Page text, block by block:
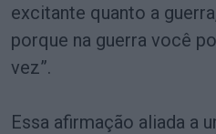
excitante quanto a
porque na guerra você
vez”.
Essa afirmação aliada a